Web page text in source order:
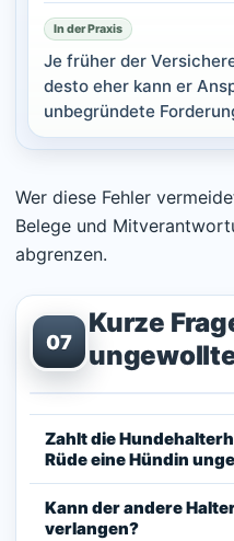
In der Praxis
Je früher der
desto eher kann er
unbegründete
Wer diese Fehler
Belege und
abgrenzen.
07
Kurze
Zahlt die
Rüde eine Hündin
Kann der andere
verlangen?